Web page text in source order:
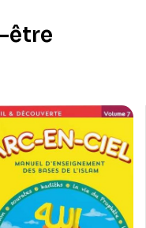
être